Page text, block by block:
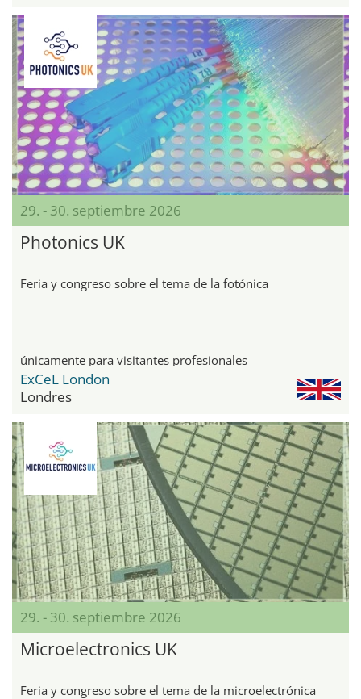
29. - 30. septiembre 2026
Photonics UK
Feria y congreso sobre el tema de la fotónica
únicamente para visitantes profesionales
ExCeL London
Londres
29. - 30. septiembre 2026
Microelectronics UK
Feria y congreso sobre el tema de la microelectrónica